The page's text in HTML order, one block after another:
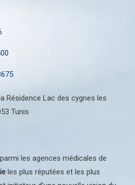
Résidence Lac des cygnes les
Tunis
les agences médicales de
les plus réputées et les plus